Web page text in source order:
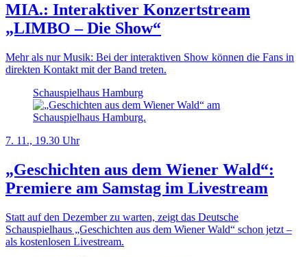
MIA.: Interaktiver Konzertstream
„LIMBO – Die Show“
Mehr als nur Musik: Bei der interaktiven Show können die Fans in
direkten Kontakt mit der Band treten.
Schauspielhaus Hamburg
7. 11., 19.30 Uhr
„Geschichten aus dem Wiener Wald“:
Premiere am Samstag im Livestream
Statt auf den Dezember zu warten, zeigt das Deutsche
Schauspielhaus „Geschichten aus dem Wiener Wald“ schon jetzt –
als kostenlosen Livestream.